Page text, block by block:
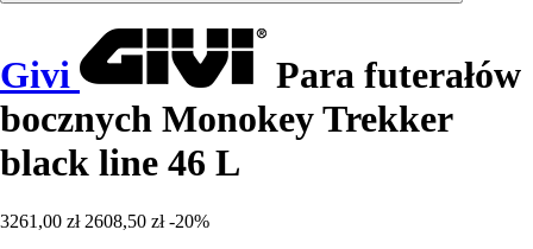
Givi
Para futerałów
bocznych Monokey Trekker
black line 46 L
3261,00 zł 2608,50 zł -20%